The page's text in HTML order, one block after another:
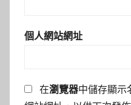
個人網站網址
在瀏覽器中儲存顯示